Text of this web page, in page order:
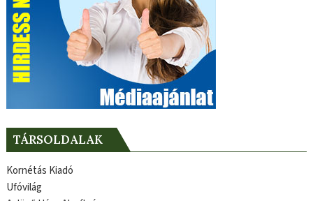
TÁRSOLDALAK
Kornétás Kiadó
Ufóvilág